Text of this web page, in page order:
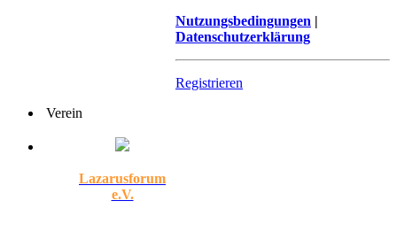
Nutzungsbedingungen |
Datenschutzerklärung
Registrieren
Verein
Lazarusforum
e.V.